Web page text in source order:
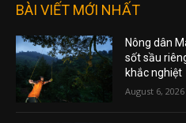
BÀI VIẾT MỚI NHẤT
Nông dân
sốt sầu
khắc nghiệt
August 6, 2026